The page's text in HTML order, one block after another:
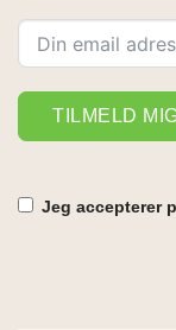
TILMELD
Jeg accepterer